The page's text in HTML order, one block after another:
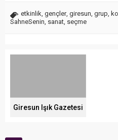
etkinlik, gençler, giresun, grup,
SahneSenin, sanat, seçme
Giresun Işık Gazetesi